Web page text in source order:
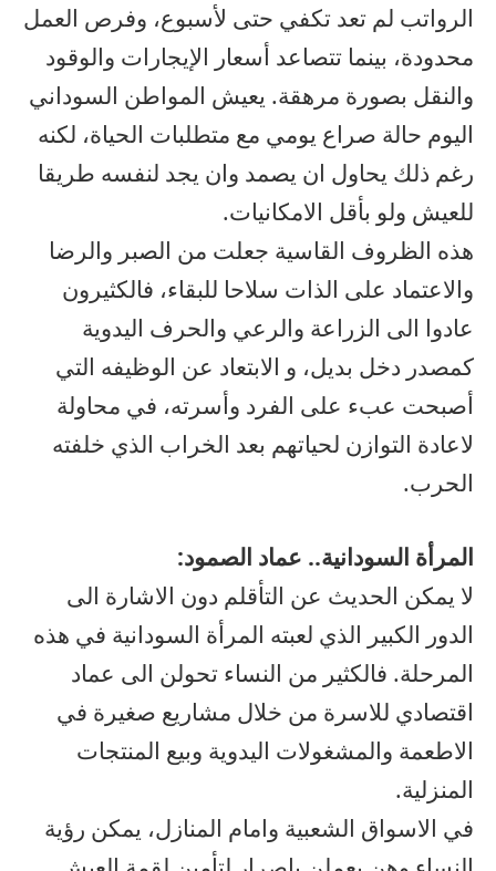
الرواتب لم تعد تكفي حتى لأسبوع، وفرص العمل
محدودة، بينما تتصاعد أسعار الإيجارات والوقود
والنقل بصورة مرهقة. يعيش المواطن السوداني
اليوم حالة صراع يومي مع متطلبات الحياة، لكنه
رغم ذلك يحاول ان يصمد وان يجد لنفسه طريقا
للعيش ولو بأقل الامكانيات.
هذه الظروف القاسية جعلت من الصبر والرضا
والاعتماد على الذات سلاحا للبقاء، فالكثيرون
عادوا الى الزراعة والرعي والحرف اليدوية
كمصدر دخل بديل، و الابتعاد عن الوظيفه التي
أصبحت عبء على الفرد وأسرته، في محاولة
لاعادة التوازن لحياتهم بعد الخراب الذي خلفته
الحرب.
المرأة السودانية.. عماد الصمود:
لا يمكن الحديث عن التأقلم دون الاشارة الى
الدور الكبير الذي لعبته المرأة السودانية في هذه
المرحلة. فالكثير من النساء تحولن الى عماد
اقتصادي للاسرة من خلال مشاريع صغيرة في
الاطعمة والمشغولات اليدوية وبيع المنتجات
المنزلية.
في الاسواق الشعبية وامام المنازل، يمكن رؤية